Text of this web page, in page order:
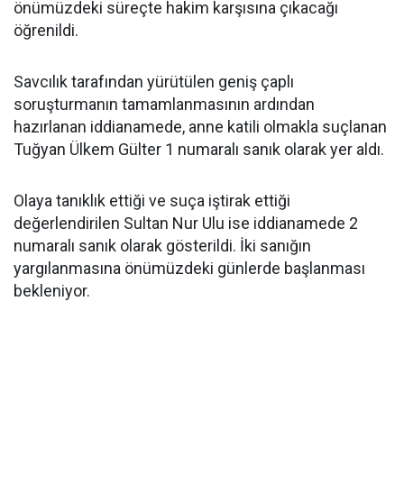
önümüzdeki süreçte hakim karşısına çıkacağı
öğrenildi.
Savcılık tarafından yürütülen geniş çaplı
soruşturmanın tamamlanmasının ardından
hazırlanan iddianamede, anne katili olmakla suçlanan
Tuğyan Ülkem Gülter 1 numaralı sanık olarak yer aldı.
Olaya tanıklık ettiği ve suça iştirak ettiği
değerlendirilen Sultan Nur Ulu ise iddianamede 2
numaralı sanık olarak gösterildi. İki sanığın
yargılanmasına önümüzdeki günlerde başlanması
bekleniyor.